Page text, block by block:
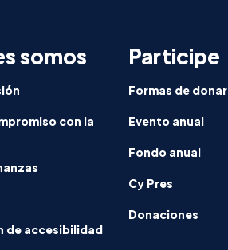
somos
con la
de accesibilidad
Participe
Formas de donar
Evento anual
Fondo anual
Cy Pres
Donaciones